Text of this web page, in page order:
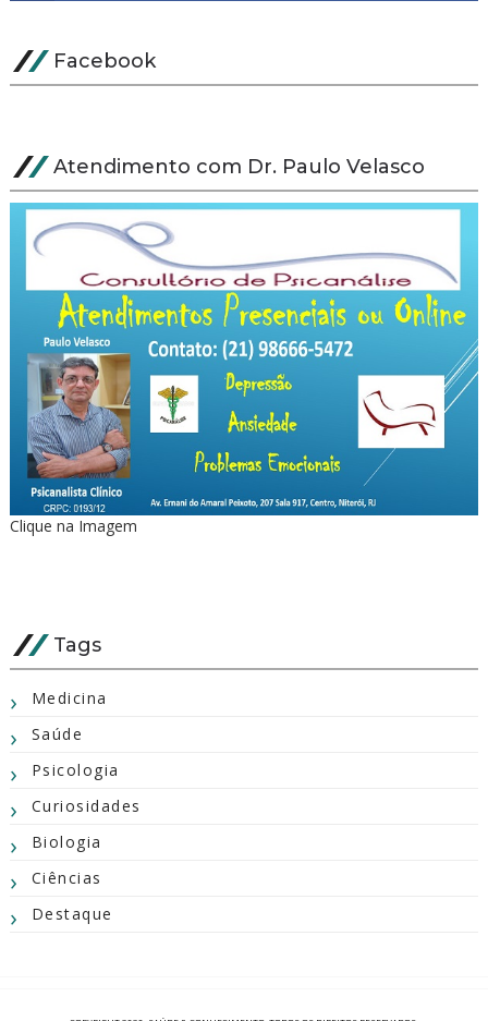
Facebook
Atendimento com Dr. Paulo Velasco
Clique na Imagem
Tags
Medicina
Saúde
Psicologia
Curiosidades
Biologia
Ciências
Destaque